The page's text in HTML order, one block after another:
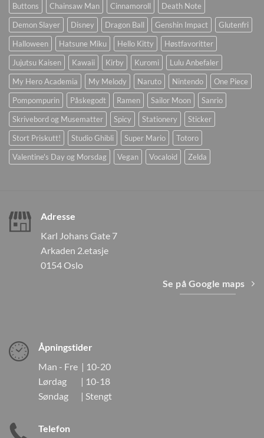
Buttons
Chainsaw Man Cinnamoroll
Death Note
Demon Slayer
Disney Dragon Ball Genshin Impact
Glutenfri
Halloween
Hatsune Miku Hello Kitty
Høstfavoritter
Jujutsu Kaisen
Kawaii Kirby Kuromi
Lulu Anbefaler
My Hero Academia
My Melody Naruto Nintendo
One Piece
Pompompurin
Påskegodt Ramen Sailor Moon
Sanrio
Skrivebord og Musematter
Spicy Stationery
Sticker
Stort Priskutt!
Studio Ghibli Super Mario
Totoro
Valentine's Day og Morsdag
Vegan Vocaloid Zelda
Adresse
Karl Johans Gate 7
Arkaden 2.etasje
0154 Oslo
Se på Google maps
Åpningstider
Man - Fre | 10-20
Lørdag | 10-18
Søndag | Stengt
Telefon